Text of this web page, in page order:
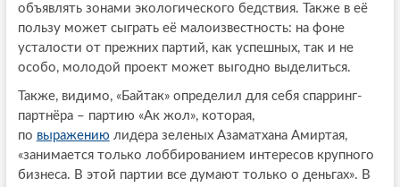
объявлять зонами экологического бедствия. Также в её
пользу может сыграть её малоизвестность: на фоне
усталости от прежних партий, как успешных, так и не
особо, молодой проект может выгодно выделиться.
Также, видимо, «Байтак» определил для себя спарринг-
партнёра – партию «Ак жол», которая,
по выражению лидера зеленых Азаматхана Амиртая,
«занимается только лоббированием интересов крупного
бизнеса. В этой партии все думают только о деньгах». В